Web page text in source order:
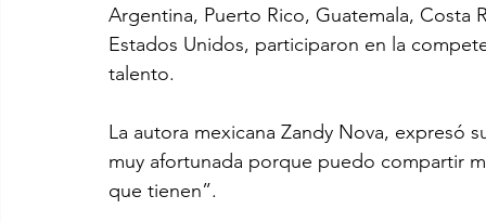
Argentina, Puerto Rico, Guatemala, Costa
Estados Unidos, participaron en la
talento.
La autora mexicana Zandy Nova, expresó
muy afortunada porque puedo compartir
que tienen”.